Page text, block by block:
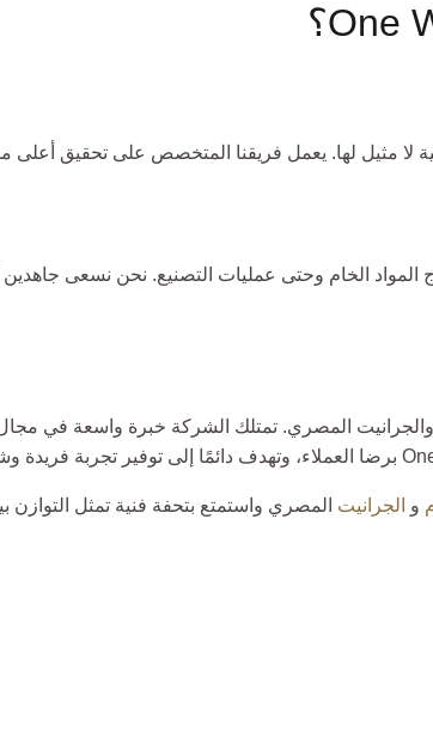
لا مثيل لها. يعمل فريقنا المتخصص على تحقيق أعلى
الخام وحتى عمليات التصنيع. نحن نسعى جاهدين
المصري. تمتلك الشركة خبرة واسعة في مجال
و الجرانيت المصري واستمتع بتحفة فنية تمثل التوازن